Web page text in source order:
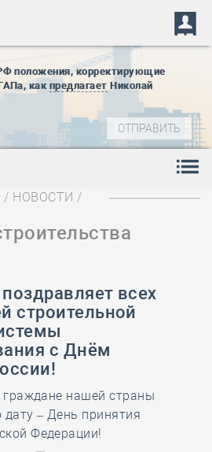
положения, корректирующие
как предлагает Николай
/ НОВОСТИ /
всех
строительной
с Днём
граждане нашей страны
– День принятия
Федерации!